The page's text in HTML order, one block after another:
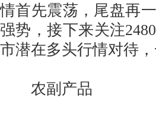
情首先震荡，尾盘再
强势，接下来关注
市潜在多头行情对待
农副产品